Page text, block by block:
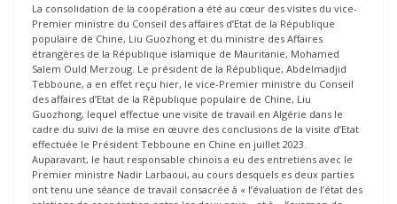
La consolidation de la coopération a été au cœur des visites du vice-
Premier ministre du Conseil des affaires d’Etat de la République
populaire de Chine, Liu Guozhong et du ministre des Affaires
étrangères de la République islamique de Mauritanie, Mohamed
Salem Ould Merzoug. Le président de la République, Abdelmadjid
Tebboune, a en effet reçu hier, le vice-Premier ministre du Conseil
des affaires d’Etat de la République populaire de Chine, Liu
Guozhong, lequel effectue une visite de travail en Algérie dans le
cadre du suivi de la mise en œuvre des conclusions de la visite d’Etat
effectuée le Président Tebboune en Chine en juillet 2023.
Auparavant, le haut responsable chinois a eu des entretiens avec le
Premier ministre Nadir Larbaoui, au cours desquels es deux parties
ont tenu une séance de travail consacrée à « l’évaluation de l’état des